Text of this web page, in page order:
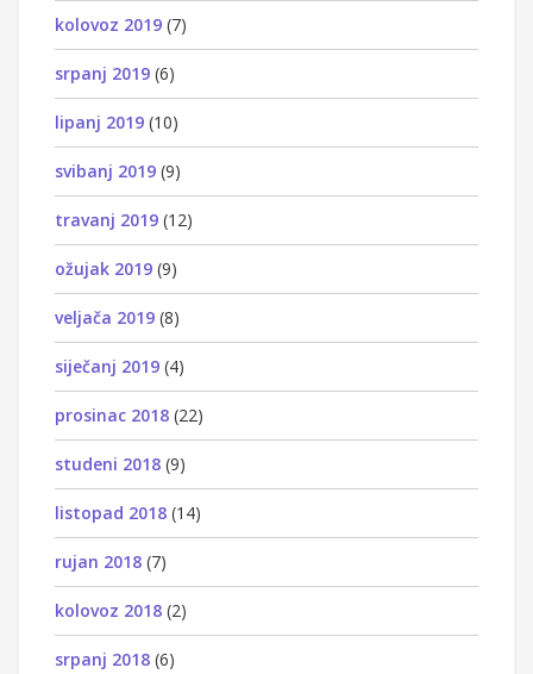
kolovoz 2019 (7)
srpanj 2019 (6)
lipanj 2019 (10)
svibanj 2019 (9)
travanj 2019 (12)
ožujak 2019 (9)
veljača 2019 (8)
siječanj 2019 (4)
prosinac 2018 (22)
studeni 2018 (9)
listopad 2018 (14)
rujan 2018 (7)
kolovoz 2018 (2)
srpanj 2018 (6)